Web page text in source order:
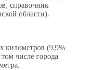
справочник
области).
километров (9,9%
числе города